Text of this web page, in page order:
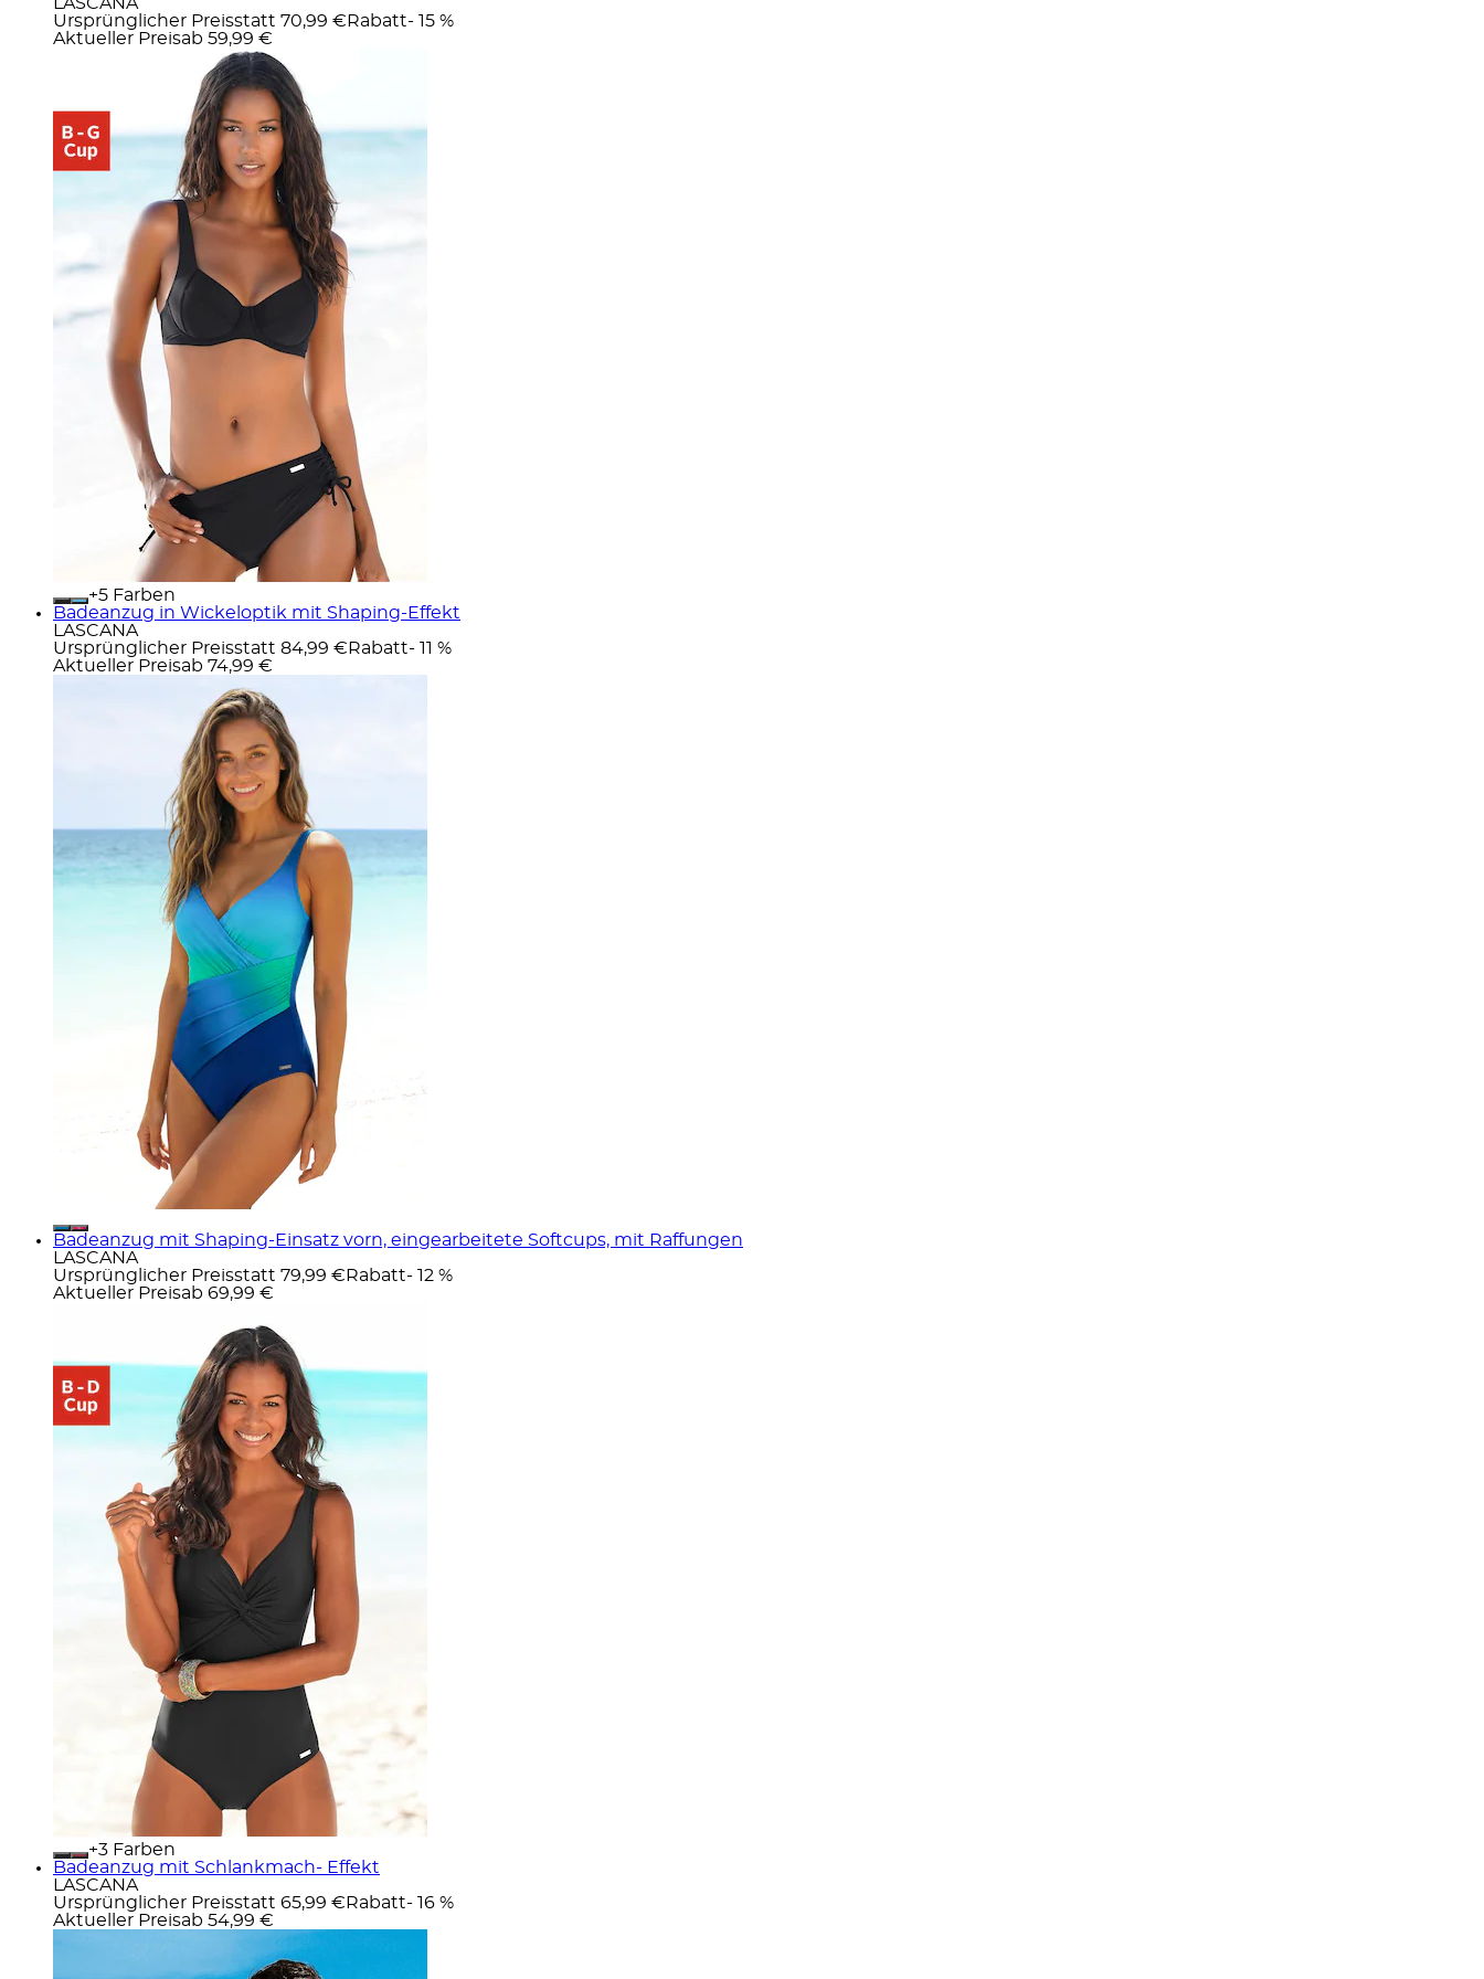
Ursprünglicher Preisstatt 70,99 € Rabatt- 15 %
Aktueller Preisab 59,99 €
+
Farben
Badeanzug in Wickeloptik mit Shaping-Effekt
LASCANA
Ursprünglicher Preisstatt 84,99 € Rabatt- 11 %
Aktueller Preisab 74,99 €
Badeanzug mit Shaping-Einsatz vorn, eingearbeitete Softcups, mit Raffungen
LASCANA
Ursprünglicher Preisstatt 79,99 € Rabatt- 12 %
Aktueller Preisab 69,99 €
+
Farben
Badeanzug mit Schlankmach- Effekt
LASCANA
Ursprünglicher Preisstatt 65,99 € Rabatt- 16 %
Aktueller Preisab 54,99 €